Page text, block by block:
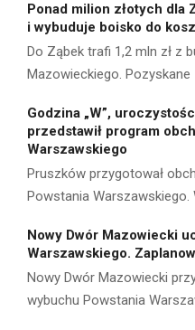
Ponad milion złotych dla
i wybuduje boisko do
Do Ząbek trafi 1,2 mln zł z
Mazowieckiego. Pozyskane
Godzina „W”,
przedstawił program
Warszawskiego
Pruszków przygotował
Powstania Warszawskiego.
Nowy Dwór Mazowiecki
Warszawskiego.
Nowy Dwór Mazowiecki
wybuchu Powstania